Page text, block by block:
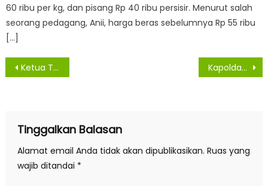
60 ribu per kg, dan pisang Rp 40 ribu persisir. Menurut salah
seorang pedagang, Anii, harga beras sebelumnya Rp 55 ribu
[…]
Navigasi
Ketua TP PKK Kisbar Gelar Sosialisari Edukasi dan Konseling di Kelurahan Kisaran Baru Kapoldasu Martuani Sormin Ucapkan Turut Berduka Cita Kepada Keluarga Lakalantas Maut
Tinggalkan Balasan
Alamat email Anda tidak akan dipublikasikan. Ruas yang
wajib ditandai *